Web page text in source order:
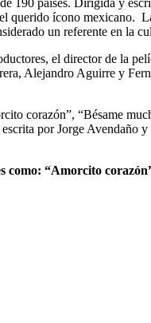
190 países. Dirigida y
querido ícono mexicano.
un referente en la
el director de la
Alejandro Aguirre y
corazón”, “Bésame
por Jorge Avendaño
como: “Amorcito